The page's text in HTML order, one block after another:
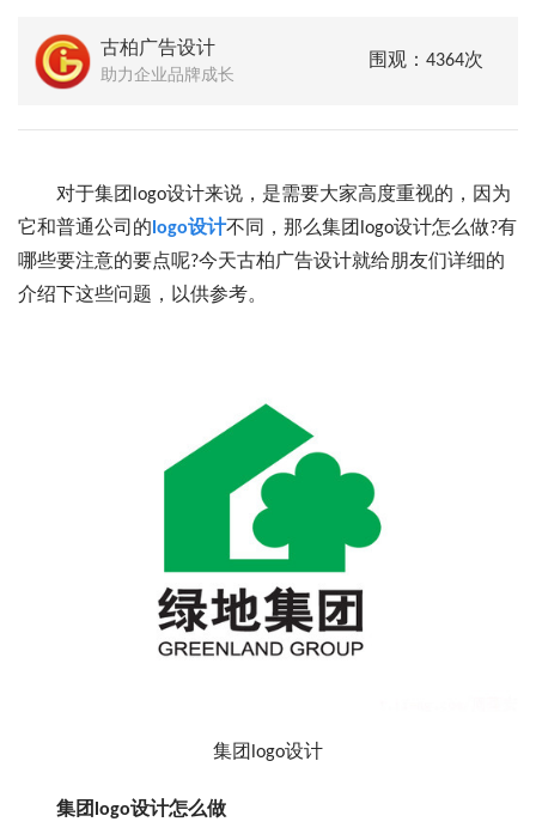
古柏广告设计
助力企业品牌成长
围观：4364次
对于集团logo设计来说，是需要大家高度重视的，因为
它和普通公司的 logo设计不同，那么集团logo设计怎么做?有
哪些要注意的要点呢?今天古柏广告设计就给朋友们详细的
介绍下这些问题，以供参考。
集团logo设计
集团logo设计怎么做